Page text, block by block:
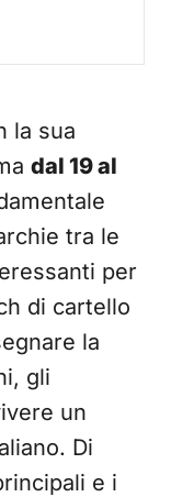
la sua
dal 19 al
tra le
per
di cartello
la
gli
un
Di
e i